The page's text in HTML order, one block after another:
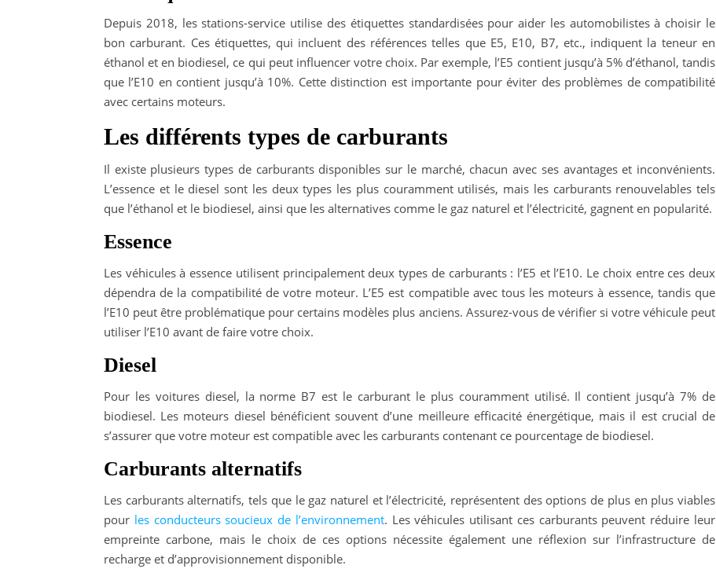
Depuis 2018, les stations-service utilise des étiquettes standardisées pour aider les automobilistes à choisir le
bon carburant. Ces étiquettes, qui incluent des références telles que E5, E10, B7, etc., indiquent la teneur en
éthanol et en biodiesel, ce qui peut influencer votre choix. Par exemple, l’E5 contient jusqu’à 5% d’éthanol, tandis
que l’E10 en contient jusqu’à 10%. Cette distinction est importante pour éviter des problèmes de compatibilité
avec certains moteurs.
Les différents types de carburants
Il existe plusieurs types de carburants disponibles sur le marché, chacun avec ses avantages et inconvénients.
L’essence et le diesel sont les deux types les plus couramment utilisés, mais les carburants renouvelables tels
que l’éthanol et le biodiesel, ainsi que les alternatives comme le gaz naturel et l’électricité, gagnent en popularité.
Essence
Les véhicules à essence utilisent principalement deux types de carburants : l’E5 et l’E10. Le choix entre ces deux
dépendra de la compatibilité de votre moteur. L’E5 est compatible avec tous les moteurs à essence, tandis que
l’E10 peut être problématique pour certains modèles plus anciens. Assurez-vous de vérifier si votre véhicule peut
utiliser l’E10 avant de faire votre choix.
Diesel
Pour les voitures diesel, la norme B7 est le carburant le plus couramment utilisé. Il contient jusqu’à 7% de
biodiesel. Les moteurs diesel bénéficient souvent d’une meilleure efficacité énergétique, mais il est crucial de
s’assurer que votre moteur est compatible avec les carburants contenant ce pourcentage de biodiesel.
Carburants alternatifs
Les carburants alternatifs, tels que le gaz naturel et l’électricité, représentent des options de plus en plus viables
pour les conducteurs soucieux de l’environnement. Les véhicules utilisant ces carburants peuvent réduire leur
empreinte carbone, mais le choix de ces options nécessite également une réflexion sur l’infrastructure de
recharge et d’approvisionnement disponible.